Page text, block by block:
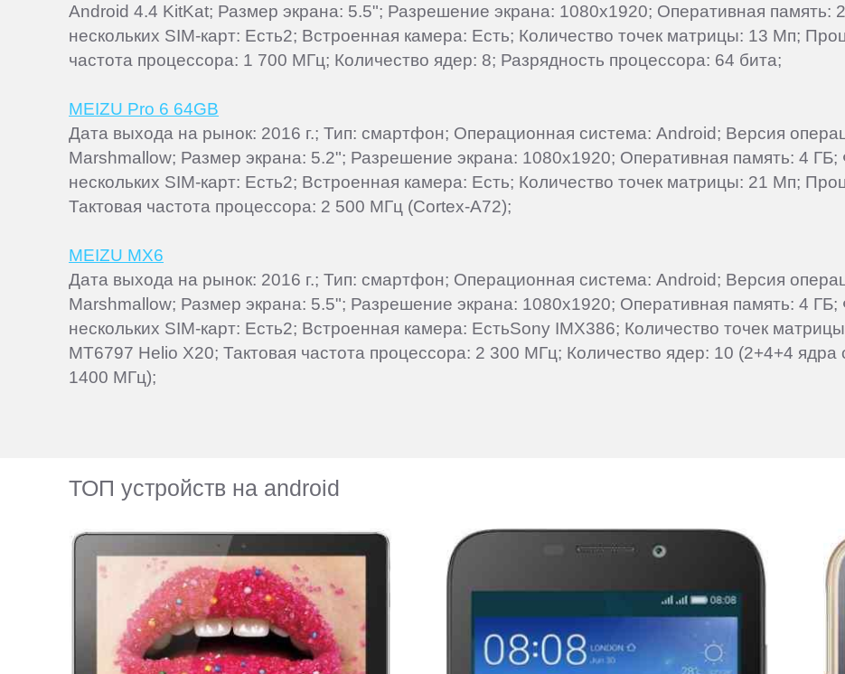
Android 4.4 KitKat; Размер экрана: 5.5"; Разрешение экрана: 1080x1920; Оперативная
нескольких SIM-карт: Есть2; Встроенная камера: Есть; Количество точек матрицы: 13 Мп;
частота процессора: 1 700 МГц; Количество ядер: 8; Разрядность процессора: 64 бита;
MEIZU Pro 6 64GB
Дата выхода на рынок: 2016 г.; Тип: смартфон; Операционная система: Android; Версия
Marshmallow; Размер экрана: 5.2"; Разрешение экрана: 1080x1920; Оперативная память: 4
нескольких SIM-карт: Есть2; Встроенная камера: Есть; Количество точек матрицы: 21 Мп;
Тактовая частота процессора: 2 500 МГц (Cortex-A72);
MEIZU MX6
Дата выхода на рынок: 2016 г.; Тип: смартфон; Операционная система: Android; Версия
Marshmallow; Размер экрана: 5.5"; Разрешение экрана: 1080x1920; Оперативная память: 4
нескольких SIM-карт: Есть2; Встроенная камера: ЕстьSony IMX386; Количество точек
MT6797 Helio X20; Тактовая частота процессора: 2 300 МГц; Количество ядер: 10 (2+4+4
1400 МГц);
ТОП устройств на android